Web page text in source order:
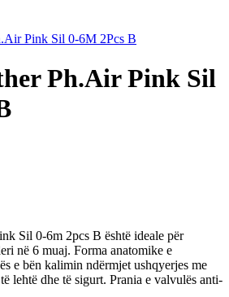
Pink Sil 0-6M 2Pcs B
Ph.Air Pink Sil
Sil 0-6m 2pcs B është ideale për
në 6 muaj. Forma anatomike e
e bën kalimin ndërmjet ushqyerjes me
lehtë dhe të sigurt. Prania e valvulës anti-
e ajrit në brendësi duke reduktuar